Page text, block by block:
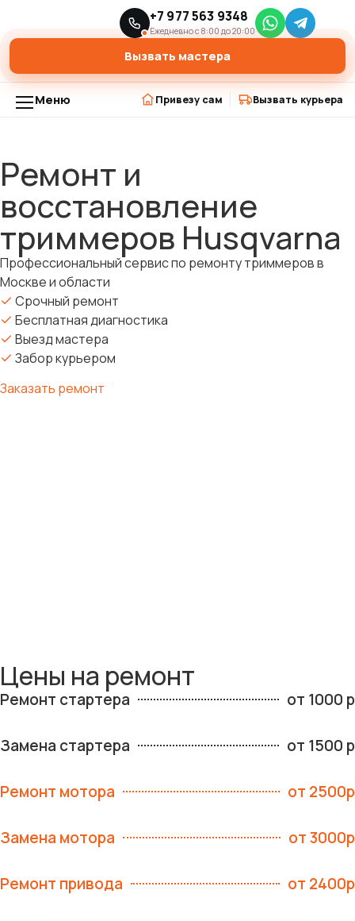
Ремонт триммеров ›
Ремонт и восстановление триммеров Husqvarna
+7 977 563 9348
Ежедневно с 8:00 до 20:00
Вызвать мастера
Меню Привезу сам Вызвать курьера
Перейти
к
содержимому
Ремонт и
восстановление
триммеров Husqvarna
Профессиональный сервис по ремонту триммеров в
Москве и области
Срочный ремонт
Бесплатная диагностика
Выезд мастера
Забор курьером
Заказать ремонт
Цены на ремонт
Ремонт стартера от 1000 р
Замена стартера от 1500 р
Ремонт мотора от 2500р
Замена мотора от 3000р
Ремонт привода от 2400р